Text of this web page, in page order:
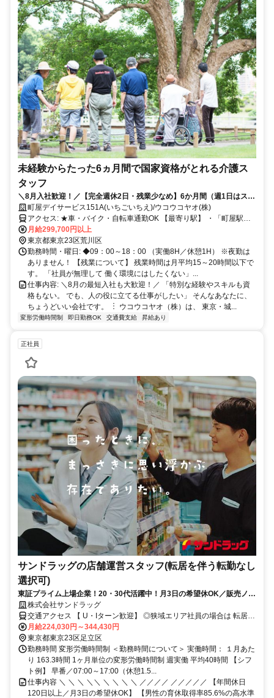
未経験からたった6ヵ月間で国家資格がとれる介護ス
タッフ
＼8月入社歓迎！／【完全週休2日・残業少なめ】6か月間（週1日はスク
ール受講）で、お給料をもらいながら会社負担で「介護職員初任者研
修」を取得できちゃいます！
町屋デイサービス151A(いちごいちえ)/ウコウコヤオ(株)
アクセス: ★車・バイク・自転車通勤OK 【最寄り駅】 ・「町屋駅前
駅」より徒歩12分 ・「荒川七丁目駅」より徒歩12分 ・「町屋駅」よ
り自転車5分 ・「千住大橋駅」より自転車10分 ・「北千住駅」より
自転車12分 【本社（2次面接場所）】 ・「入谷駅」より徒歩3分 ・
「鶯谷駅」より徒歩9分 ・「上野駅」より徒歩11分
月給299,700円以上
東京都東京23区荒川区
勤務時間・曜日: ◆09：00～18：00 （実働8H／休憩1H） ※夜勤は
ありません！ 【残業について】 残業時間は月平均15～20時間以下で
す。 「社員が無理して 働く環境にはしたくない」...
仕事内容: ＼8月の最短入社も大歓迎！／ 「特別な経験やスキルも資
格もない。 でも、人の役に立てる仕事がしたい」 そんなあなたに、
ちょうどいい会社です。 ︙ ウコウコヤオ（株）は、 東京・城...
変形労働時間制 即日勤務OK 交通費支給 昇給あり
正社員
サンドラッグの店舗運営スタッフ(転居を伴う転勤なし
選択可)
東証プライム上場企業！20・30代活躍中！月3日の希望休OK／販売ノル
マなし／年収例32歳SV816万円／販促企画～商品管理など店舗運営がメ
インの仕事
株式会社サンドラッグ
交通アクセス 【 U・Iターン歓迎】 ◎狭域エリア社員の場合は 転居を
伴う転勤はありません。 ◎マイカー通勤OK
月給224,030円～344,430円
東京都東京23区足立区
勤務時間 変形労働時間制 ＜勤務時間について＞ 実働時間： １月あた
り 163.3時間 1ヶ月単位の変形労働時間制 週実働 平均40時間 【シフ
ト例】 早番／07:00～17:00（休憩1.5...
仕事内容 ＼ ＼ ＼ ＼＼ ＼ ＼ ＼ ＼ ／／／／ ／／／／／ 【年間休日
120日以上／月3日の希望休OK】 【男性の育休取得率85.6%の高水準